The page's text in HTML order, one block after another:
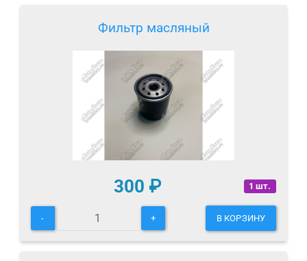
Фильтр масляный
1 шт.
300 ₽
- + В КОРЗИНУ